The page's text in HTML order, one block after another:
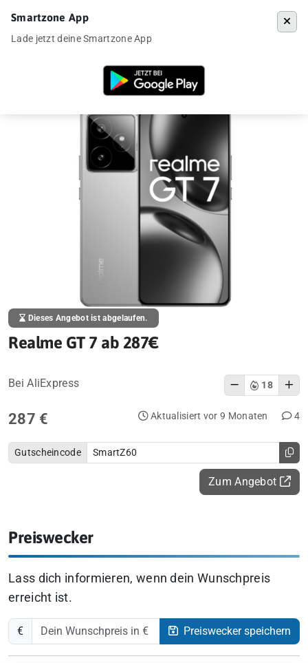
»Realme GT 7 ab 287€
Dieses Angebot ist abgelaufen.
Realme GT 7 ab 287€
Bei AliExpress 18
287 € Aktualisiert vor 9 Monaten 4
Gutscheincode SmartZ60
Zum Angebot
Preiswecker
Lass dich informieren, wenn dein Wunschpreis
erreicht ist.
€ Preiswecker speichern
Smartzone App
Lade jetzt deine Smartzone App